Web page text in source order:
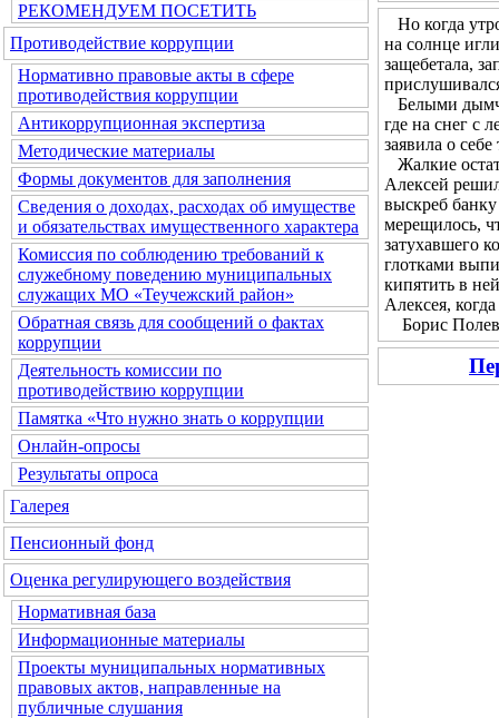
РЕКОМЕНДУЕМ ПОСЕТИТЬ
Противодействие коррупции
Нормативно правовые акты в сфере
противодействия коррупции
Антикоррупционная экспертиза
Методические материалы
Формы документов для заполнения
Сведения о доходах, расходах об имуществе
и обязательствах имущественного характера
Комиссия по соблюдению требований к
служебному поведению муниципальных
служащих МО «Теучежский район»
Обратная связь для сообщений о фактах
коррупции
Деятельность комиссии по
противодействию коррупции
Памятка «Что нужно знать о коррупции
Онлайн-опросы
Результаты опроса
Галерея
Пенсионный фонд
Оценка регулирующего воздействия
Нормативная база
Информационные материалы
Проекты муниципальных нормативных
правовых актов, направленные на
публичные слушания
Но когда
на солнце
защебетала,
Белыми
где на снег с
заявила о
Жалкие
Алексей
выскреб
мерещилось,
затухавшего
глотками
кипятить в
Алексея,
Борис